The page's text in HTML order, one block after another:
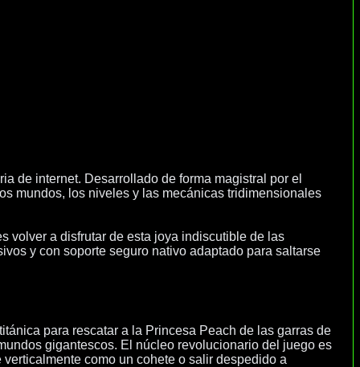
de internet. Desarrollado de forma magistral por el
mundos, los niveles y las mecánicas tridimensionales
volver a disfrutar de esta joya indiscutible de las
y con soporte seguro nativo adaptado para saltarse
para rescatar a la Princesa Peach de las garras de
gigantescos. El núcleo revolucionario del juego es
como un cohete o salir despedido a